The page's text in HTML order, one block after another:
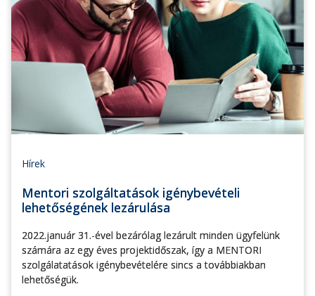
Hírek
Mentori szolgáltatások igénybevételi
lehetőségének lezárulása
2022.január 31.-ével bezárólag lezárult minden ügyfelünk
számára az egy éves projektidőszak, így a MENTORI
szolgálatatások igénybevételére sincs a továbbiakban
lehetőségük.